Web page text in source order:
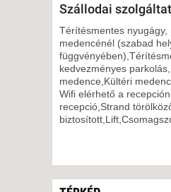
Szállodai
Térítésmentes nyugágy,
medencénél (szabad
kedvezményes
medence,Kültéri
Wifi elérhető a
recepció,Strand